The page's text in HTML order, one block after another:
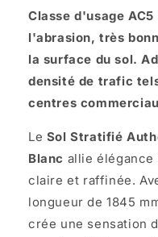
Classe d'usage
l'abrasion, très
la surface du sol.
densité de trafic
centres
Le Sol Stratifié
Blanc allie élégance
claire et raffinée.
longueur de 1845
crée une sensation